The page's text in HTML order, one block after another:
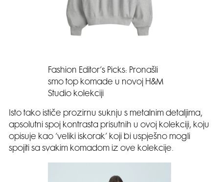
Fashion Editor’s Picks: Pronašli
smo top komade u novoj H&M
Studio kolekciji
Isto tako ističe prozirnu suknju s metalnim detaljima,
apsolutni spoj kontrasta prisutnih u ovoj kolekciji, koju
opisuje kao ‘veliki iskorak’ koji bi uspješno mogli
spojiti sa svakim komadom iz ove kolekcije.